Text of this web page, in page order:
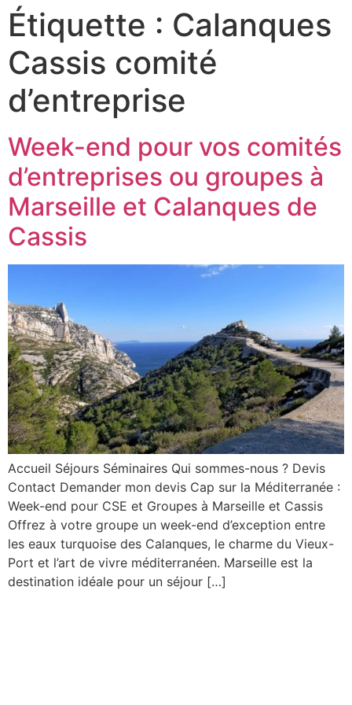
Étiquette : Calanques
Cassis comité
d’entreprise
Week-end pour vos comités
d’entreprises ou groupes à
Marseille et Calanques de
Cassis
Accueil Séjours Séminaires Qui sommes-nous ? Devis
Contact Demander mon devis Cap sur la Méditerranée :
Week-end pour CSE et Groupes à Marseille et Cassis
Offrez à votre groupe un week-end d’exception entre
les eaux turquoise des Calanques, le charme du Vieux-
Port et l’art de vivre méditerranéen. Marseille est la
destination idéale pour un séjour […]